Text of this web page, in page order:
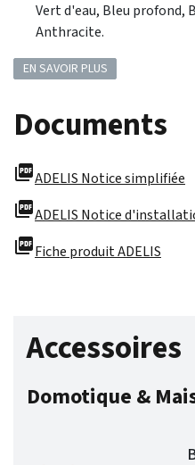
Vert d'eau, Bleu profond,
Anthracite.
EN SAVOIR PLUS
Documents
picture_as_pdfADELIS Notice simplifiée
picture_as_pdfADELIS Notice
picture_as_pdfFiche produit ADELIS
Accessoires
Domotique &